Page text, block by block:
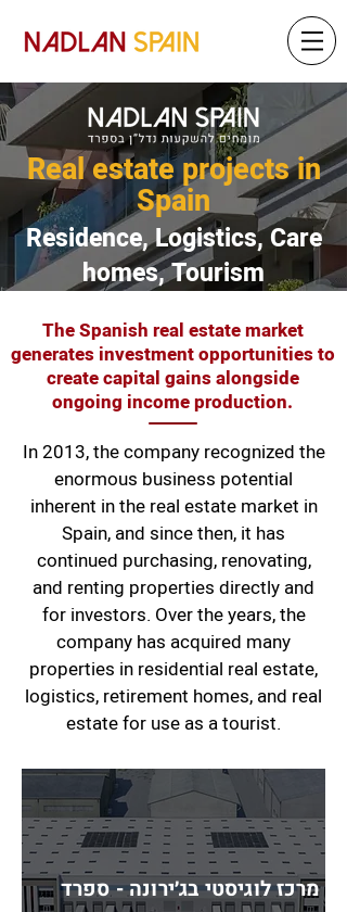
Real estate projects in
Spain
Residence, Logistics, Care
homes, Tourism
The Spanish real estate market
generates investment opportunities to
create capital gains alongside
ongoing income production.
In 2013, the company recognized the
enormous business potential
inherent in the real estate market in
Spain, and since then, it has
continued purchasing, renovating,
and renting properties directly and
for investors. Over the years, the
company has acquired many
properties in residential real estate,
logistics, retirement homes, and real
estate for use as a tourist.
מרכז לוגיסטי בג׳ירונה - ספרד